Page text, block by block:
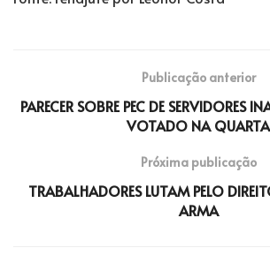
Publicação anterior
PARECER SOBRE PEC DE SERVIDORES
VOTADO NA QUARTA
Próxima publicação
TRABALHADORES LUTAM PELO
ARMA